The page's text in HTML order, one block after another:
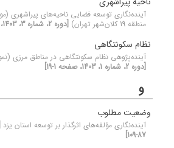
آینده‌نگاری توسعه فضایی ناحیه‌های پیراشهری
منطقه 19 کلان‌شهر تهران)
[دوره 2، شماره 3، 1403، صفحه 1-23]
نظام سکونتگاهی
آینده‌پژوهی نظام سکونتگاهی در مناطق مرزی
[دوره 2، شماره 1، 1403، صفحه 1-19]
و
وضعیت مطلوب
آینده‌نگاری مؤلفه‌های اثرگذار بر توسعه استان یزد
87-109]